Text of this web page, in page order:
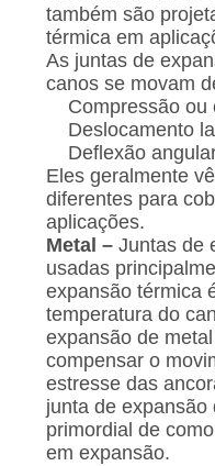
PRIVACIDADE
também são
térmica em
As juntas de
canos se movam
Compressão ou
Deslocamento
Deflexão
Eles geralmente
diferentes para
aplicações.
Metal –Juntas de
usadas
expansão térmica
temperatura do
expansão de
compensar o
estresse das
junta de
primordial de
em expansão.